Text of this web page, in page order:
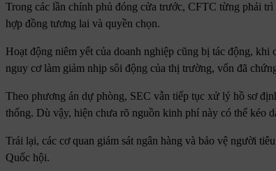
Trong các lần chính phủ đóng cửa trước, CFTC từng phải
hợp đồng tương lai và quyền chọn.
Hoạt động niêm yết của doanh nghiệp cũng bị tác động,
nguy cơ làm giảm nhịp sôi động của thị trường, vốn đã
Theo phương án dự phòng, SEC vẫn tiếp tục xử lý hồ sơ
thống. Dù vậy, hiện chưa rõ nguồn kinh phí này có thể kéo
Trái lại, các cơ quan giám sát ngân hàng và bảo vệ người
Quốc hội.